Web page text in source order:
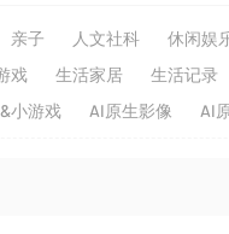
亲子 人文社科
休闲娱
戏 生活家居
生活记录
小游戏 AI原生影像 AI